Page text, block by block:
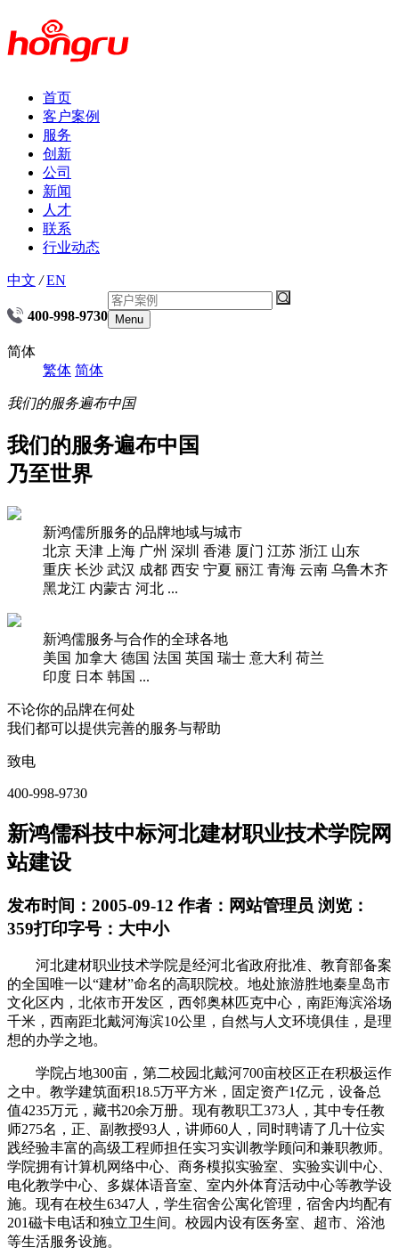
首页
客户案例
服务
创新
公司
新闻
人才
联系
行业动态
中文 / EN
400-998-9730 Menu
简体
繁体 简体
我们的服务遍布中国
我们的服务遍布中国
乃至世界
新鸿儒所服务的品牌地域与城市
北京 天津 上海 广州 深圳 香港 厦门 江苏 浙江 山东
重庆 长沙 武汉 成都 西安 宁夏 丽江 青海 云南 乌鲁木齐
黑龙江 内蒙古 河北 ...
新鸿儒服务与合作的全球各地
美国 加拿大 德国 法国 英国 瑞士 意大利 荷兰
印度 日本 韩国 ...
不论你的品牌在何处
我们都可以提供完善的服务与帮助
致电
400-998-9730
新鸿儒科技中标河北建材职业技术学院网
站建设
发布时间：2005-09-12 作者：网站管理员 浏览：
359打印字号： 大中小
河北建材职业技术学院是经河北省政府批准、教育部备案
的全国唯一以“建材”命名的高职院校。地处旅游胜地秦皇岛市
文化区内，北依市开发区，西邻奥林匹克中心，南距海滨浴场
千米，西南距北戴河海滨10公里，自然与人文环境俱佳，是理
想的办学之地。
学院占地300亩，第二校园北戴河700亩校区正在积极运作
之中。教学建筑面积18.5万平方米，固定资产1亿元，设备总
值4235万元，藏书20余万册。现有教职工373人，其中专任教
师275名，正、副教授93人，讲师60人，同时聘请了几十位实
践经验丰富的高级工程师担任实习实训教学顾问和兼职教师。
学院拥有计算机网络中心、商务模拟实验室、实验实训中心、
电化教学中心、多媒体语音室、室内外体育活动中心等教学设
施。现有在校生6347人，学生宿舍公寓化管理，宿舍内均配有
201磁卡电话和独立卫生间。校园内设有医务室、超市、浴池
等生活服务设施。